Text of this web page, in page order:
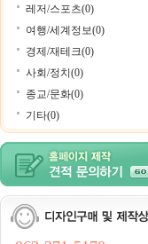
레저/스포츠(0)
여행/세계정보(0)
경제/재테크(0)
사회/정치(0)
종교/문화(0)
기타(0)